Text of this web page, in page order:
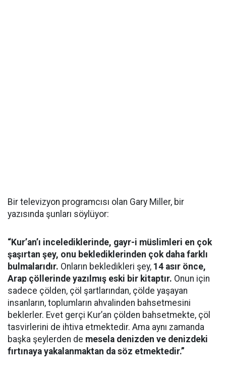
Bir televizyon programcısı olan Gary Miller, bir
yazısında şunları söylüyor:
“Kur’an’ı incelediklerinde, gayr-i müslimleri en çok
şaşırtan şey, onu beklediklerinden çok daha farklı
bulmalarıdır. Onların bekledikleri şey, 14 asır önce,
Arap çöllerinde yazılmış eski bir kitaptır. Onun için
sadece çölden, çöl şartlarından, çölde yaşayan
insanların, toplumların ahvalinden bahsetmesini
beklerler. Evet gerçi Kur’an çölden bahsetmekte, çöl
tasvirlerini de ihtiva etmektedir. Ama aynı zamanda
başka şeylerden de mesela denizden ve denizdeki
fırtınaya yakalanmaktan da söz etmektedir.”